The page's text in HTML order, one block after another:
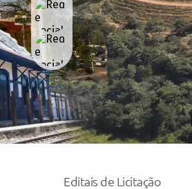
Editais de Licitação